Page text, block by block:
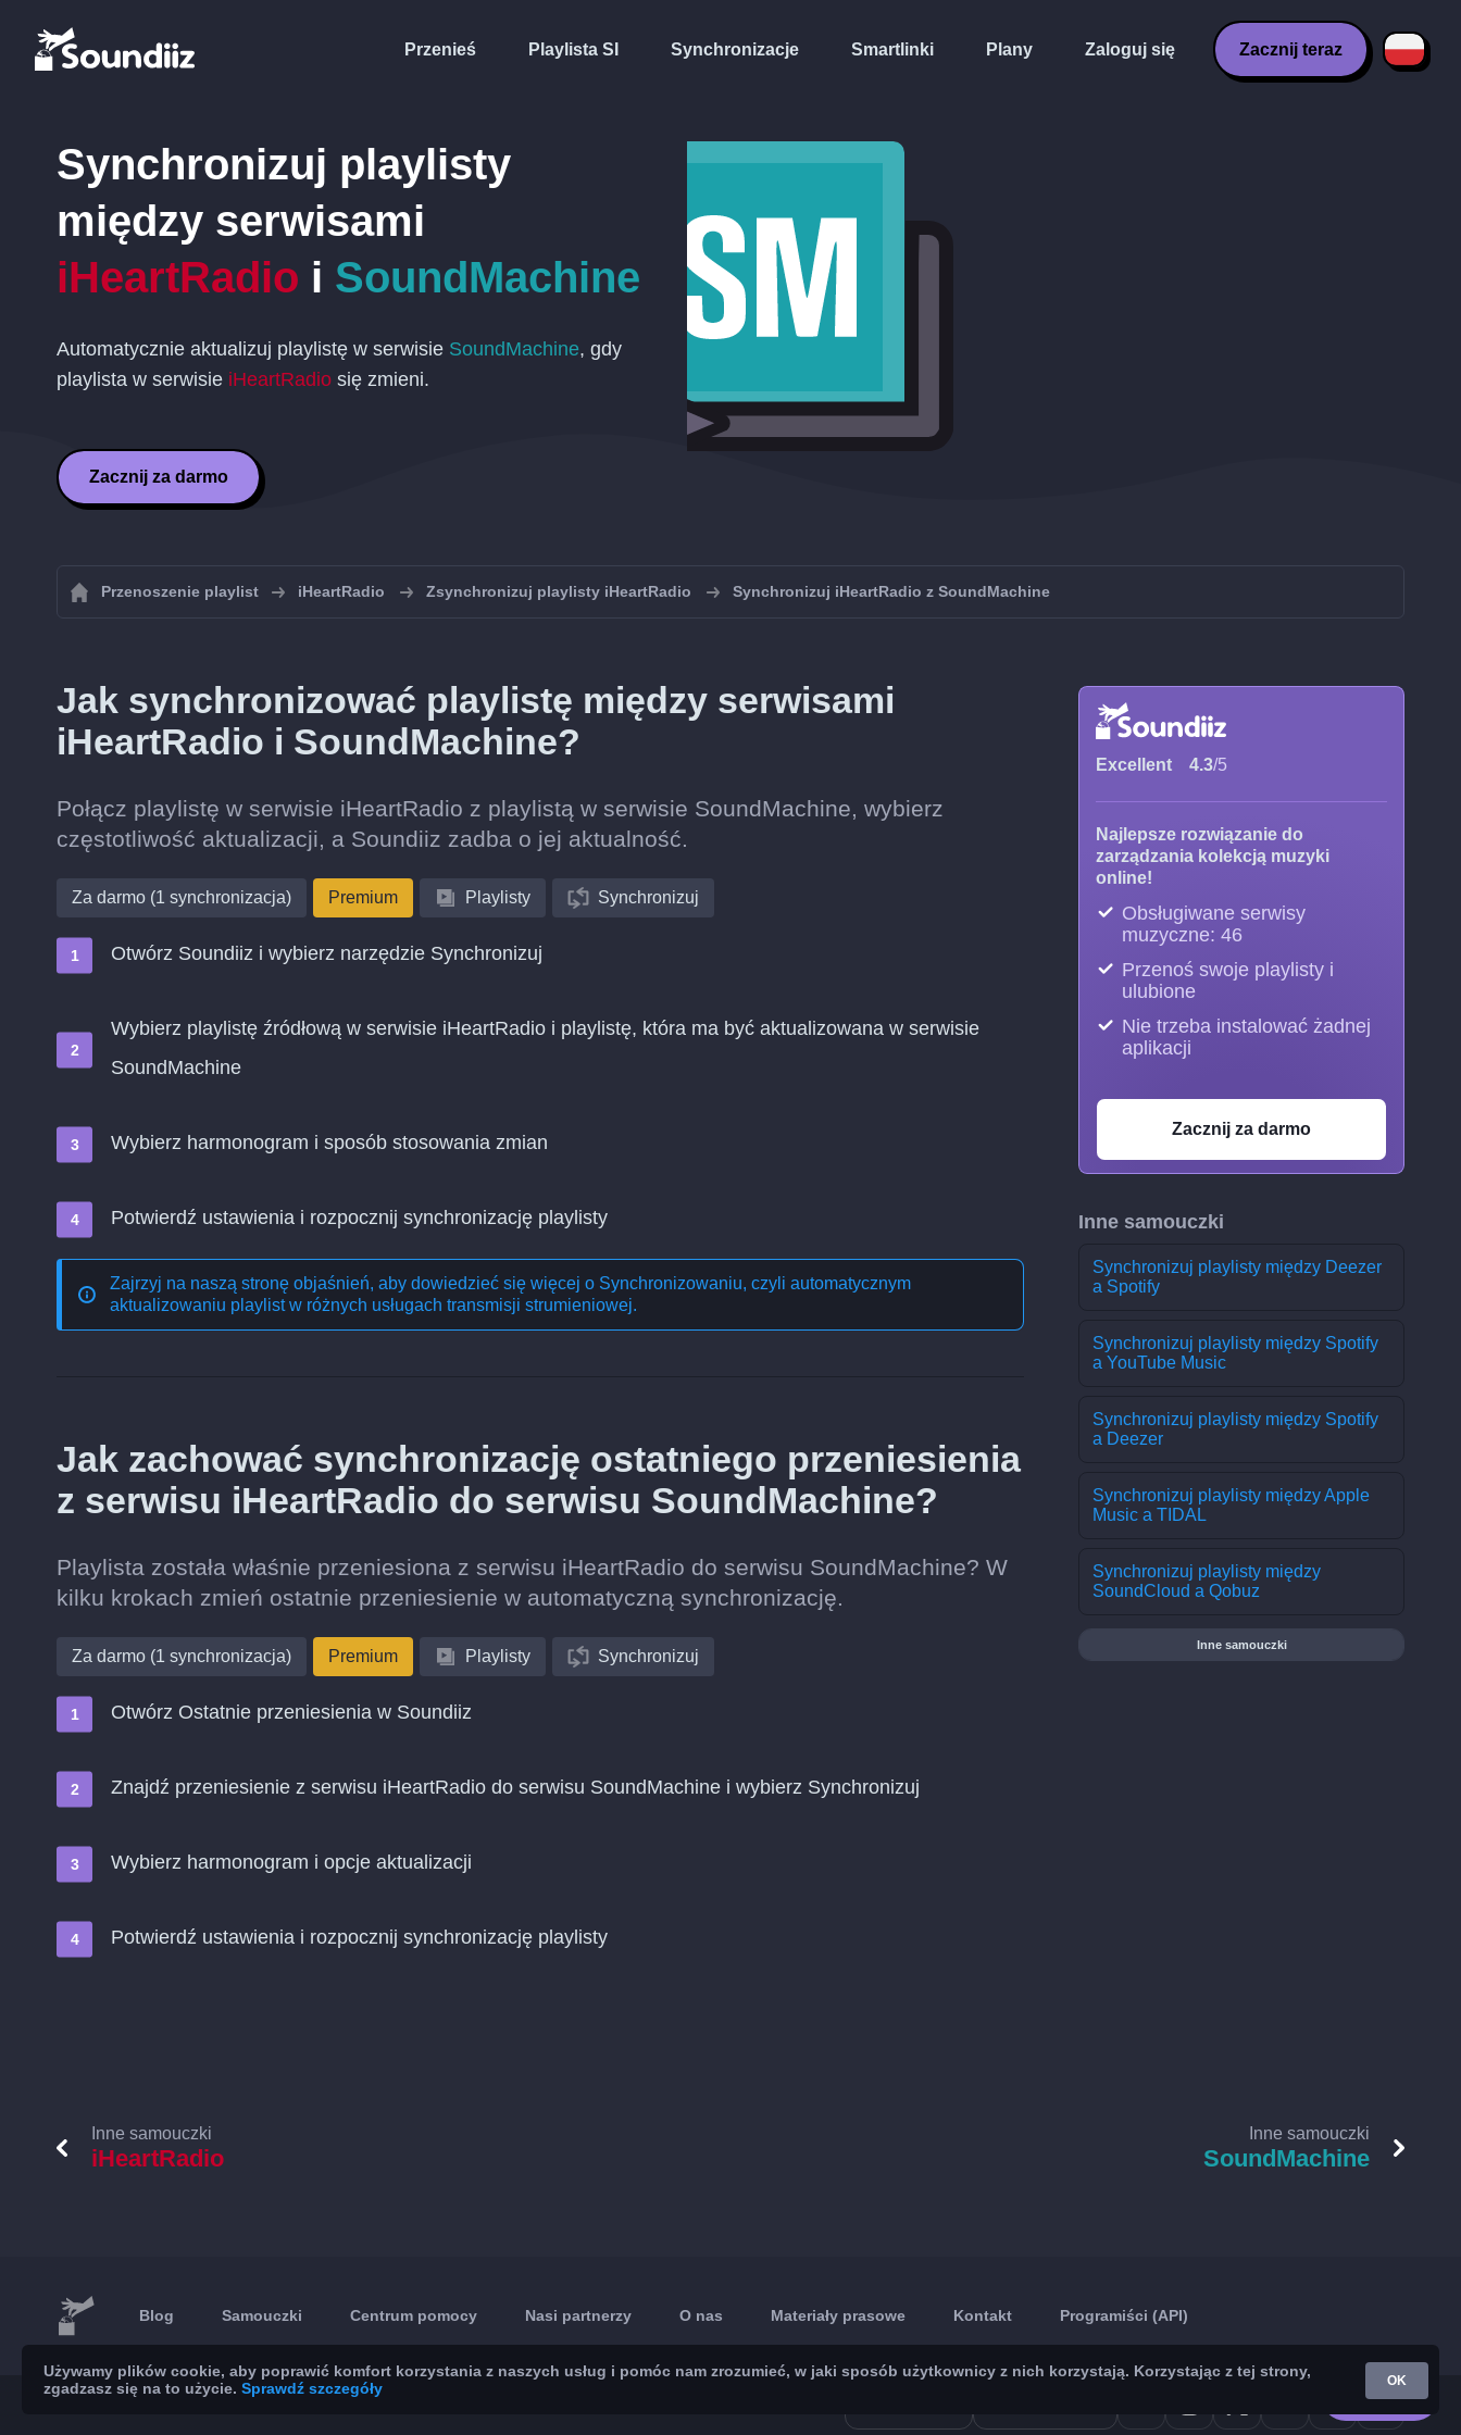
Przenieś Playlista SI Synchronizacje Smartlinki Plany Zaloguj się Zacznij teraz
Synchronizuj playlisty
między serwisami
iHeartRadio i SoundMachine
Automatycznie aktualizuj playlistę w serwisie SoundMachine, gdy
playlista w serwisie iHeartRadio się zmieni.
Zacznij za darmo
Przenoszenie playlist iHeartRadio Zsynchronizuj playlisty iHeartRadio Synchronizuj iHeartRadio z SoundMachine
Jak synchronizować playlistę między serwisami
iHeartRadio i SoundMachine?
Połącz playlistę w serwisie iHeartRadio z playlistą w serwisie SoundMachine, wybierz
częstotliwość aktualizacji, a Soundiiz zadba o jej aktualność.
Za darmo (1 synchronizacja) Premium Playlisty Synchronizuj
Otwórz Soundiiz i wybierz narzędzie Synchronizuj
Wybierz playlistę źródłową w serwisie iHeartRadio i playlistę, która ma być aktualizowana w serwisie
SoundMachine
Wybierz harmonogram i sposób stosowania zmian
Potwierdź ustawienia i rozpocznij synchronizację playlisty
Zajrzyj na naszą stronę objaśnień, aby dowiedzieć się więcej o Synchronizowaniu, czyli automatycznym
aktualizowaniu playlist w różnych usługach transmisji strumieniowej.
Jak zachować synchronizację ostatniego przeniesienia
z serwisu iHeartRadio do serwisu SoundMachine?
Playlista została właśnie przeniesiona z serwisu iHeartRadio do serwisu SoundMachine? W
kilku krokach zmień ostatnie przeniesienie w automatyczną synchronizację.
Za darmo (1 synchronizacja) Premium Playlisty Synchronizuj
Otwórz Ostatnie przeniesienia w Soundiiz
Znajdź przeniesienie z serwisu iHeartRadio do serwisu SoundMachine i wybierz Synchronizuj
Wybierz harmonogram i opcje aktualizacji
Potwierdź ustawienia i rozpocznij synchronizację playlisty
Excellent 4.3/5
Najlepsze rozwiązanie do
zarządzania kolekcją muzyki
online!
Obsługiwane serwisy
muzyczne: 46
Przenoś swoje playlisty i
ulubione
Nie trzeba instalować żadnej
aplikacji
Zacznij za darmo
Inne samouczki
Synchronizuj playlisty między Deezer
a Spotify
Synchronizuj playlisty między Spotify
a YouTube Music
Synchronizuj playlisty między Spotify
a Deezer
Synchronizuj playlisty między Apple
Music a TIDAL
Synchronizuj playlisty między
SoundCloud a Qobuz
Inne samouczki
Inne samouczki
iHeartRadio
Inne samouczki
SoundMachine
Blog Samouczki Centrum pomocy Nasi partnerzy O nas Materiały prasowe Kontakt Programiści (API)
Używamy plików cookie, aby poprawić komfort korzystania z naszych usług i pomóc nam zrozumieć, w jaki sposób użytkownicy z nich korzystają. Korzystając z tej strony,
zgadzasz się na to użycie. Sprawdź szczegóły OK